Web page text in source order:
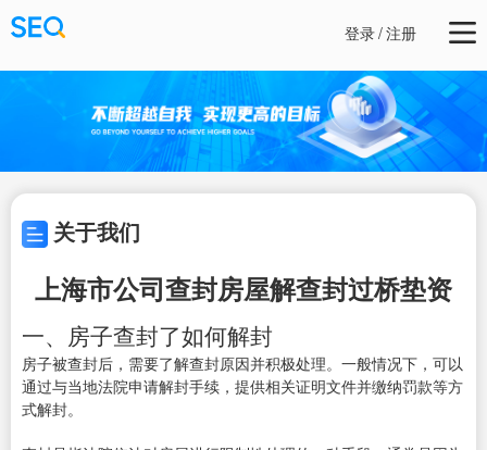
登录/注册
关于我们
上海市公司查封房屋解查封过桥垫资
一、房子查封了如何解封
房子被查封后，需要了解查封原因并积极处理。一般情况下，可以
通过与当地法院申请解封手续，提供相关证明文件并缴纳罚款等方
式解封。